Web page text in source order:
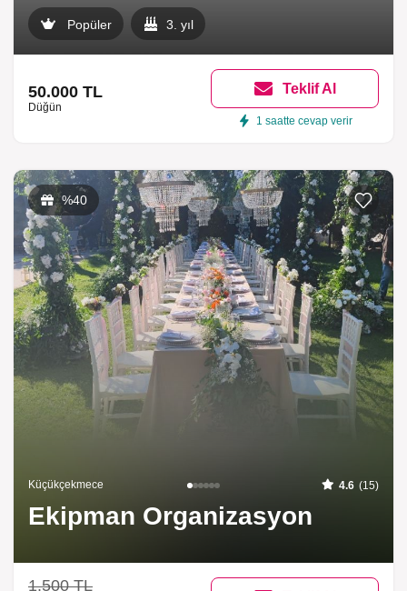
Popüler 3. yıl
50.000 TL
Düğün
Teklif Al
1 saatte cevap verir
%40
Küçükçekmece 4.6 (15)
Ekipman Organizasyon
1.500 TL